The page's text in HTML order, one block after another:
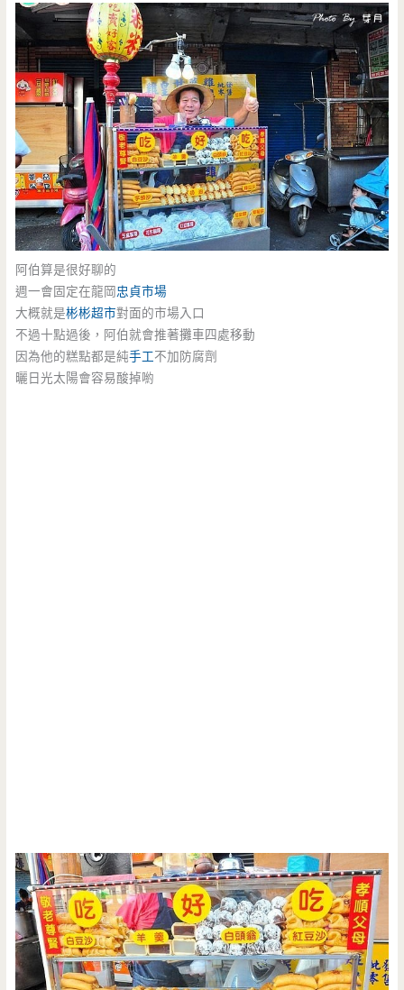
阿伯算是很好聊的
週一會固定在龍岡忠貞市場
大概就是彬彬超市對面的市場入口
不過十點過後，阿伯就會推著攤車四處移動
因為他的糕點都是純手工不加防腐劑
曬日光太陽會容易酸掉喲